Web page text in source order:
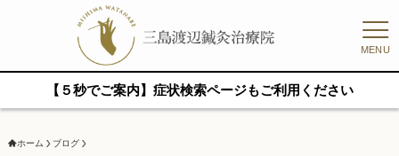
MENU
【５秒でご案内】症状検索ページもご利用ください
ホーム ブログ